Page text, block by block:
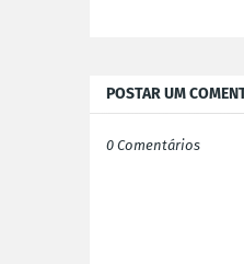
POSTAR UM
0 Comentários